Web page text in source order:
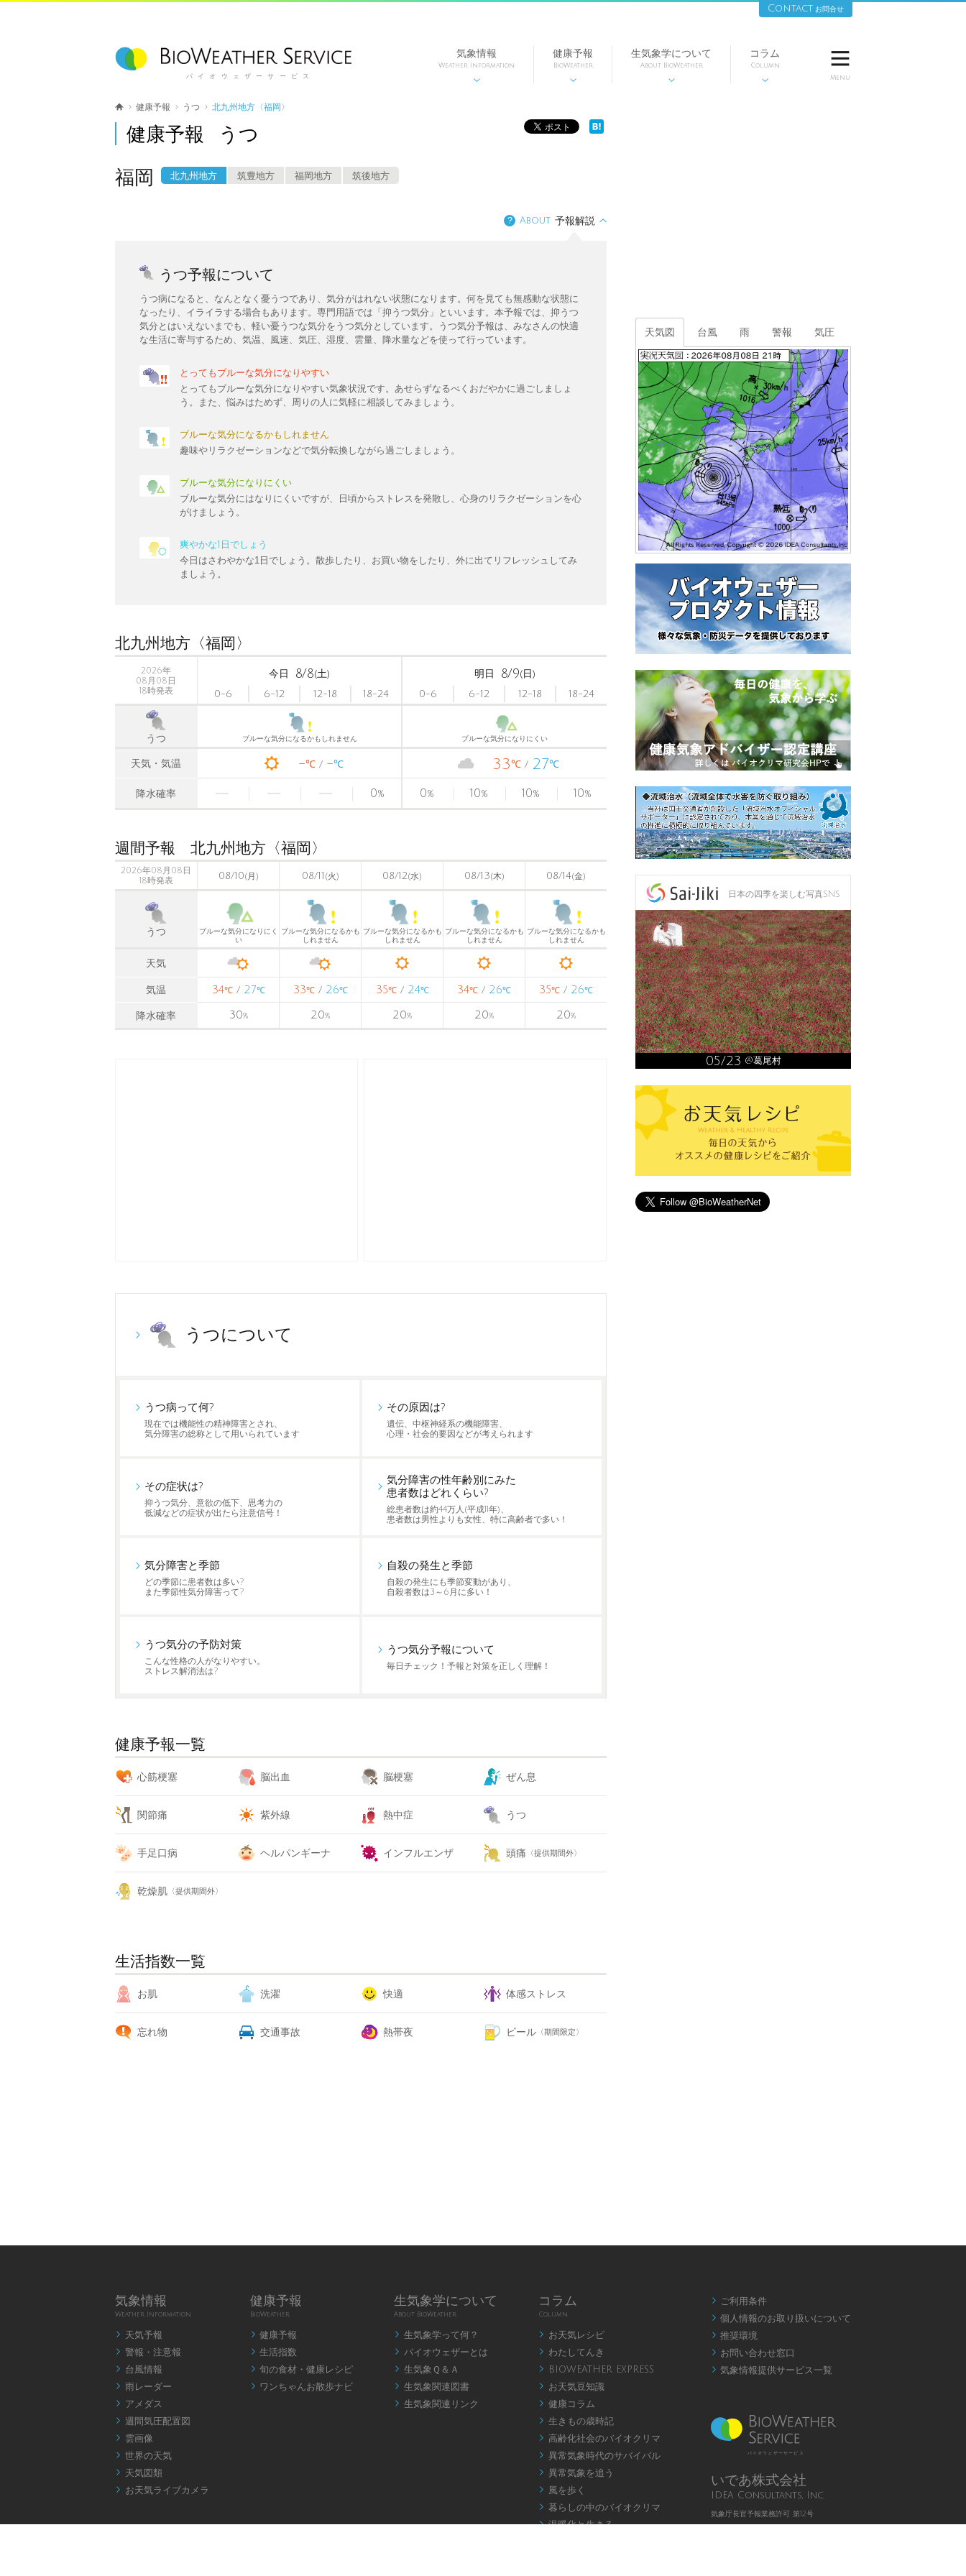
バイオウェザーサービス
気象情報
Weather Information

健康予報
BioWeather

生気象学について
About BioWeather

コラム
Column


Menu
健康予報 うつ 北九州地方〈福岡〉
健康予報 うつ
福岡 北九州地方 筑豊地方 福岡地方 筑後地方
？ About 予報解説
うつ予報について
うつ病になると、なんとなく憂うつであり、気分がはれない状態になります。何を見ても無感動な状態に
なったり、イライラする場合もあります。専門用語では「抑うつ気分」といいます。本予報では、抑うつ
気分とはいえないまでも、軽い憂うつな気分をうつ気分としています。うつ気分予報は、みなさんの快適
な生活に寄与するため、気温、風速、気圧、湿度、雲量、降水量などを使って行っています。
とってもブルーな気分になりやすい
とってもブルーな気分になりやすい気象状況です。あせらずなるべくおだやかに過ごしましょ
う。また、悩みはためず、周りの人に気軽に相談してみましょう。
ブルーな気分になるかもしれません
趣味やリラクゼーションなどで気分転換しながら過ごしましょう。
ブルーな気分になりにくい
ブルーな気分にはなりにくいですが、日頃からストレスを発散し、心身のリラクゼーションを心
がけましょう。
爽やかな1日でしょう
今日はさわやかな1日でしょう。散歩したり、お買い物をしたり、外に出てリフレッシュしてみ
ましょう。
北九州地方〈福岡〉
2026年
08月08日
18時発表
今日 8/8(土)
0-6
6-12 12-18 18-24
明日 8/9(日)
0-6
6-12 12-18 18-24
うつ ブルーな気分になるかもしれません ブルーな気分になりにくい
天気・気温 -℃ -℃ 33℃ 27℃
降水確率 0% 0% 10% 10% 10%
週間予報 北九州地方〈福岡〉
2026年08月08日
18時発表
08/10(月) 08/11 (火) 08/12(水) 08/13(木) 08/14(金)
うつ
ブルーな気分になりにく
い
ブルーな気分になるかも
しれません
ブルーな気分になるかも
しれません
ブルーな気分になるかも
しれません
ブルーな気分になるかも
しれません
天気
気温 34℃/ 27℃ 33℃/ 26℃ 35℃/ 24℃ 34℃ / 26℃ 35℃ / 26℃
降水確率 30% 20% 20% 20% 20%
うつについて
うつ病って何?
現在では機能性の精神障害とされ、
気分障害の総称として用いられています
その原因は?
遺伝、中枢神経系の機能障害、
心理・社会的要因などが考えられます
その症状は?
抑うつ気分、意欲の低下、思考力の
低減などの症状が出たら注意信号！
気分障害の性年齢別にみた
患者数はどれくらい?
総患者数は約44万人(平成11年)、
患者数は男性よりも女性、特に高齢者で多い！
気分障害と季節
どの季節に患者数は多い?
また季節性気分障害って?
自殺の発生と季節
自殺の発生にも季節変動があり、
自殺者数は3～6月に多い！
うつ気分の予防対策
こんな性格の人がなりやすい。
ストレス解消法は?
うつ気分予報について
毎日チェック！予報と対策を正しく理解！
健康予報一覧
心筋梗塞 脳出血 脳梗塞 ぜん息
関節痛 紫外線 熱中症 うつ
手足口病 ヘルパンギーナ インフルエンザ 頭痛 〈提供期間外〉
乾燥肌 〈提供期間外〉
生活指数一覧
お肌 洗濯 快適 体感ストレス
忘れ物 交通事故 熱帯夜 ビール 〈期間限定〉
天気図 台風 雨 警報 気圧
日本の四季を楽しむ写真SNS
05/23 @葛尾村
気象情報
Weather Information
 天気予報
 警報・注意報
 台風情報
 雨レーダー
 アメダス
 週間気圧配置図
 雲画像
 世界の天気
 天気図類
 お天気ライブカメラ
健康予報
BioWeather
 健康予報
 生活指数
 旬の食材・健康レシピ
 ワンちゃんお散歩ナビ
生気象学について
About BioWeather
 生気象学って何？
 バイオウェザーとは
 生気象Ｑ＆Ａ
 生気象関連図書
 生気象関連リンク
コラム
Column
 お天気レシピ
 わたしてんき
 BIOWEATHER EXPRESS
 お天気豆知識
 健康コラム
 生きもの歳時記
 高齢化社会のバイオクリマ
 異常気象時代のサバイバル
 異常気象を追う
 風を歩く
 暮らしの中のバイオクリマ
 温暖化と生きる
 ご利用条件
 個人情報のお取り扱いについて
 推奨環境
 お問い合わせ窓口
 気象情報提供サービス一覧
バイオウェザーサービス
いであ株式会社
IDEA Consultants, Inc.
気象庁長官予報業務許可 第12号
Contact お問合せ